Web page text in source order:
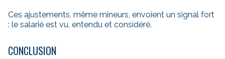
Ces ajustements, même mineurs, envoient un signal fort
: le salarié est vu, entendu et considéré.
CONCLUSION